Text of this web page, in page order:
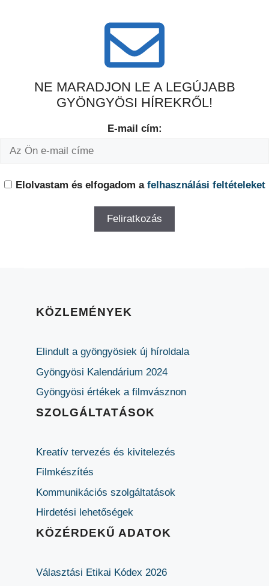
NE MARADJON LE A LEGÚJABB
GYÖNGYÖSI HÍREKRŐL!
E-mail cím:
Elolvastam és elfogadom a felhasználási feltételeket
KÖZLEMÉNYEK
Elindult a gyöngyösiek új híroldala
Gyöngyösi Kalendárium 2024
Gyöngyösi értékek a filmvásznon
SZOLGÁLTATÁSOK
Kreatív tervezés és kivitelezés
Filmkészítés
Kommunikációs szolgáltatások
Hirdetési lehetőségek
KÖZÉRDEKŰ ADATOK
Választási Etikai Kódex 2026